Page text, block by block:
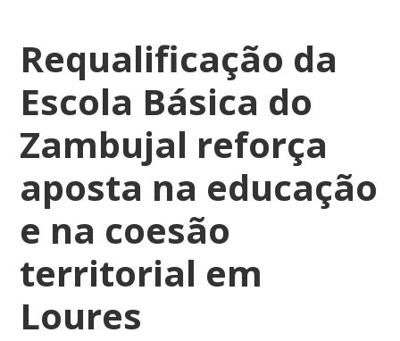
Requalificação da
Escola Básica do
Zambujal reforça
aposta na educação
e na coesão
territorial em
Loures